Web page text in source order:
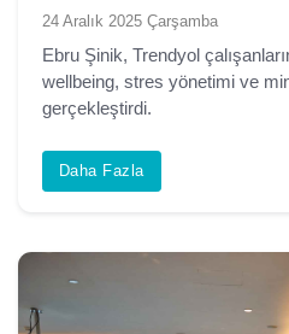
24 Aralık 2025 Çarşamba
Ebru Şinik, Trendyol
wellbeing, stres yönetimi ve
gerçekleştirdi.
Daha Fazla